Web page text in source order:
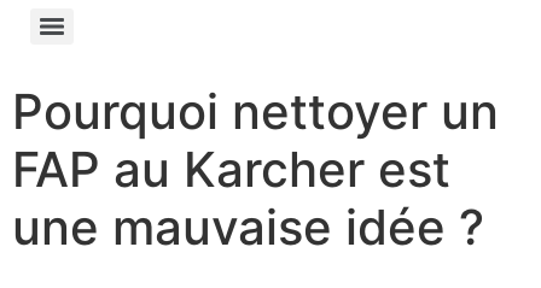
Pourquoi nettoyer un
FAP au Karcher est
une mauvaise idée ?